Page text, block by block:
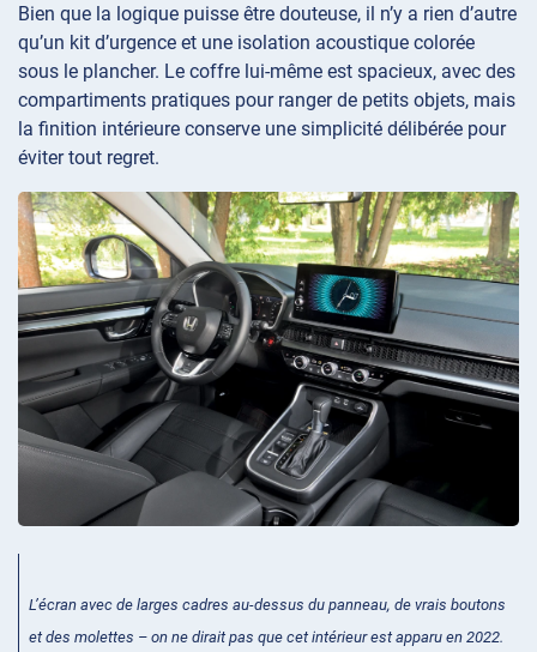
Bien que la logique puisse être douteuse, il n’y a rien d’autre
qu’un kit d’urgence et une isolation acoustique colorée
sous le plancher. Le coffre lui-même est spacieux, avec des
compartiments pratiques pour ranger de petits objets, mais
la finition intérieure conserve une simplicité délibérée pour
éviter tout regret.
L’écran avec de larges cadres au-dessus du panneau, de vrais boutons
et des molettes – on ne dirait pas que cet intérieur est apparu en 2022.